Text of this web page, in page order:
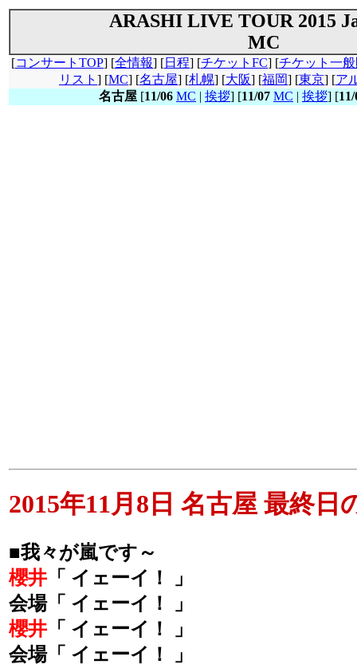
ARASHI LIVE TOUR 2015
MC
[コンサートTOP] [全情報] [日程] [チケットFC] [チケット一
リスト ] [MC] [名古屋] [札幌] [大阪] [福岡] [東京] [ア
名古屋 [11/06 MC | 挨拶] [11/07 MC | 挨拶] [
2015年11月8日 名古屋 最終日
■我々が嵐です～
櫻井 「 イェーイ！ 」
会場「 イェーイ！ 」
櫻井 「 イェーイ！ 」
会場「 イェーイ！ 」